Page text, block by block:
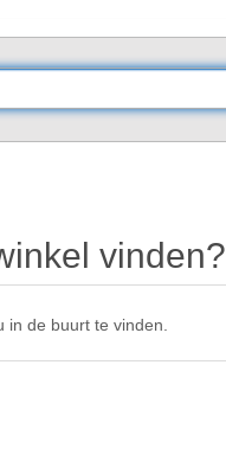
vinden?
in de buurt te vinden.